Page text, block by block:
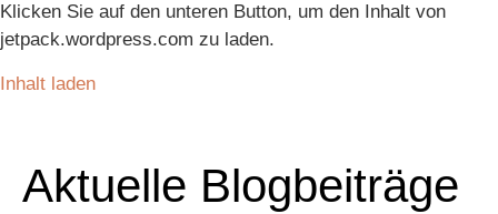
Klicken Sie auf den unteren Button, um den Inhalt von
jetpack.wordpress.com zu laden.
Inhalt laden
Aktuelle Blogbeiträge